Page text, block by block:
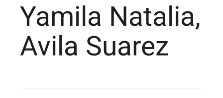
Yamila Natalia,
Avila Suarez